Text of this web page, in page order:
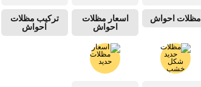
مظلات احواش
اسعار مظلات
احواش
تركيب مظلات
احواش